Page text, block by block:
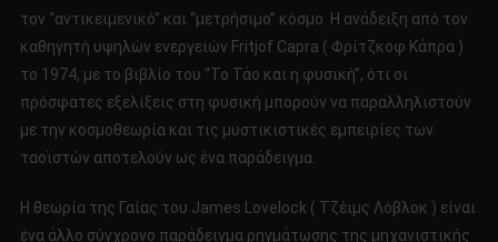
τον “αντικειμενικό” και “μετρήσιμο” κόσμο. Η ανάδειξη από τον
καθηγητή υψηλών ενεργειών Fritjof Capra ( Φρίτζκοφ Κάπρα )
το 1974, με το βιβλίο του “Το Τάο και η φυσική”, ότι οι
πρόσφατες εξελίξεις στη φυσική μπορούν να παραλληλιστούν
με την κοσμοθεωρία και τις μυστικιστικές εμπειρίες των
ταοϊστών αποτελούν ως ένα παράδειγμα.
Η θεωρία της Γαίας του James Lovelock ( Τζέιμς Λόβλοκ ) είναι
ένα άλλο σύγχρονο παράδειγμα ρηγμάτωσης της μηχανιστικής